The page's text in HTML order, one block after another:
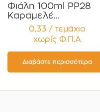
Φιάλη 100ml PP28
Καραμελέ
Ευρυλαίμια για Έλαια,
Βάμματα Αρώματα
Συσκευασία 12
τεμαχίων
0,33 / τεμάχιο
χωρίς Φ.Π.Α
Διαβάστε περισσότερα